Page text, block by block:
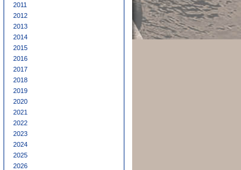
2011
2012
2013
2014
2015
2016
2017
2018
2019
2020
2021
2022
2023
2024
2025
2026